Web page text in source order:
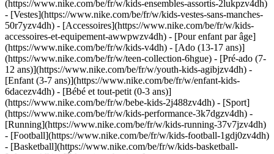
(https://www.nike.com/be/fr/w/kids-ensembles-assortis-2lukpzv4dh)
- [Vestes](https://www.nike.com/be/fr/w/kids-vestes-sans-manches-
50r7yzv4dh) - [Accessoires](https://www.nike.com/be/fr/w/kids-
accessoires-et-equipement-awwpwzv4dh) - [Pour enfant par âge]
(https://www.nike.com/be/fr/w/kids-v4dh) - [Ado (13-17 ans)]
(https://www.nike.com/be/fr/w/teen-collection-6hgue) - [Pré-ado (7-
12 ans)](https://www.nike.com/be/fr/w/youth-kids-agibjzv4dh) -
[Enfant (3-7 ans)](https://www.nike.com/be/fr/w/enfant-kids-
6dacezv4dh) - [Bébé et tout-petit (0-3 ans)]
(https://www.nike.com/be/fr/w/bebe-kids-2j488zv4dh) - [Sport]
(https://www.nike.com/be/fr/w/kids-performance-3k7dgzv4dh) -
[Running](https://www.nike.com/be/fr/w/kids-running-37v7jzv4dh)
- [Football](https://www.nike.com/be/fr/w/kids-football-1gdj0zv4dh)
- [Basketball](https://www.nike.com/be/fr/w/kids-basketball-